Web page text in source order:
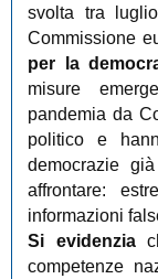
svolta tra
Commissione
per la
misure
pandemia da
politico e
democrazie
affrontare:
informazioni
Si evidenzia
competenze